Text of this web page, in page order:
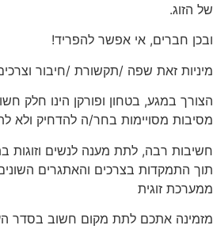
של הזוג.
ובכן חברים, אי אפשר להפריד!
מיניות זאת שפה /תקשורת /חיבור וצרכים
הצורך במגע, בטחון ופורקן הינו חלק
מסיבות מסויימות בחר/ה להדחיק ולא
חשיבות רבה, לתת מענה לנשים וזוגות
תוך התמקדות בצרכים והאתגרים
ממערכת זוגית
מזמינה אתכם לתת מקום חשוב בסדר